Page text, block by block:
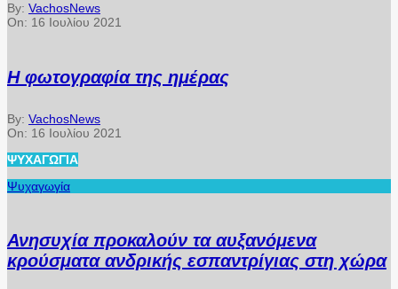
By: VachosNews
On: 16 Ιουλίου 2021
Η φωτογραφία της ημέρας
By: VachosNews
On: 16 Ιουλίου 2021
ΨΥΧΑΓΩΓΊΑ
Ψυχαγωγία
Ανησυχία προκαλούν τα αυξανόμενα
κρούσματα ανδρικής εσπαντρίγιας στη χώρα